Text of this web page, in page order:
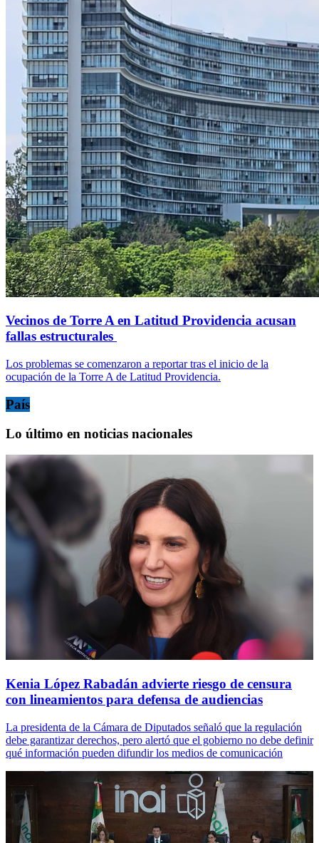
Vecinos de Torre A en Latitud Providencia acusan
fallas estructurales
Los problemas se comenzaron a reportar tras el inicio de la
ocupación de la Torre A de Latitud Providencia.
País
Lo último en noticias nacionales
Kenia López Rabadán advierte riesgo de censura
con lineamientos para defensa de audiencias
La presidenta de la Cámara de Diputados señaló que la regulación
debe garantizar derechos, pero alertó que el gobierno no debe definir
qué información pueden difundir los medios de comunicación